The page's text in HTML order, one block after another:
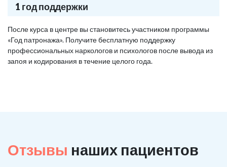
1 год поддержки
После курса в центре вы становитесь участником программы
«Год патронажа». Получите бесплатную поддержку
профессиональных наркологов и психологов после вывода из
запоя и кодирования в течение целого года.
Отзывы наших пациентов